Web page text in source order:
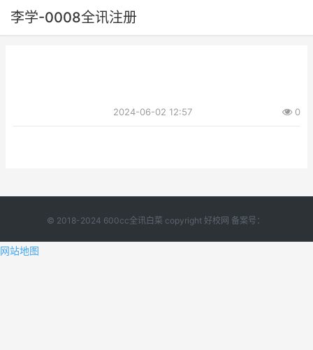
李学-0008全讯注册
2024-06-02 12:57 0
© 2018-2024 600cc全讯白菜 copyright 好校网 备案号：
网站地图